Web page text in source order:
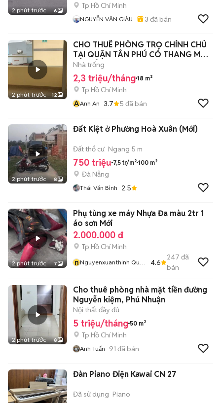
2 phút trước 6
Tp Hồ Chí Minh
NGUYỄN VĂN GIÀU 3 đã bán
2 phút trước 12
CHO THUÊ PHÒNG TRỌ CHÍNH CHỦ
TẠI QUẬN TÂN PHÚ CÓ THANG MÁY,
WC RIÊNG,
Nhà trống
2,3 triệu/tháng 18 m²
Tp Hồ Chí Minh
AAnh An 3.7 5 đã bán
2 phút trước 8
Đất Kiệt ở Phường Hoà Xuân (Mới)
Đất thổ cư Ngang 5 m
750 triệu 7,5 tr/m² 100 m²
Đà Nẵng
Thái Văn Bình 2.5
2 phút trước 7
Phụ tùng xe máy Nhựa Đa màu 2tr 1
áo sơn Mới
2.000.000 đ
Tp Hồ Chí Minh
nNguyenxuanthinh Quận
4.6
247 đã
bán
2 phút trước 8
Cho thuê phòng nhà mặt tiền đường
Nguyễn kiệm, Phú Nhuận
Nội thất đầy đủ
5 triệu/tháng 50 m²
Tp Hồ Chí Minh
Anh Tuấn 91 đã bán
Đàn Piano Điện Kawai CN 27
Đã sử dụng Piano